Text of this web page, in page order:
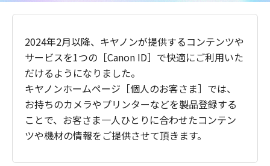
2024年2月以降、キヤノンが提供するコンテンツや
サービスを1つの［Canon ID］で快適にご利用いた
だけるようになりました。
キヤノンホームページ［個人のお客さま］では、
お持ちのカメラやプリンターなどを製品登録する
ことで、お客さま一人ひとりに合わせたコンテン
ツや機材の情報をご提供させて頂きます。